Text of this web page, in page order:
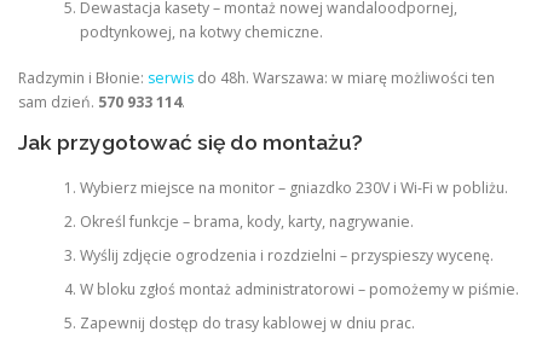
Dewastacja kasety – montaż nowej wandaloodpornej,
podtynkowej, na kotwy chemiczne.
Radzymin i Błonie: serwis do 48h. Warszawa: w miarę możliwości ten
sam dzień. 570 933 114.
Jak przygotować się do montażu?
Wybierz miejsce na monitor – gniazdko 230V i Wi-Fi w pobliżu.
Określ funkcje – brama, kody, karty, nagrywanie.
Wyślij zdjęcie ogrodzenia i rozdzielni – przyspieszy wycenę.
W bloku zgłoś montaż administratorowi – pomożemy w piśmie.
Zapewnij dostęp do trasy kablowej w dniu prac.